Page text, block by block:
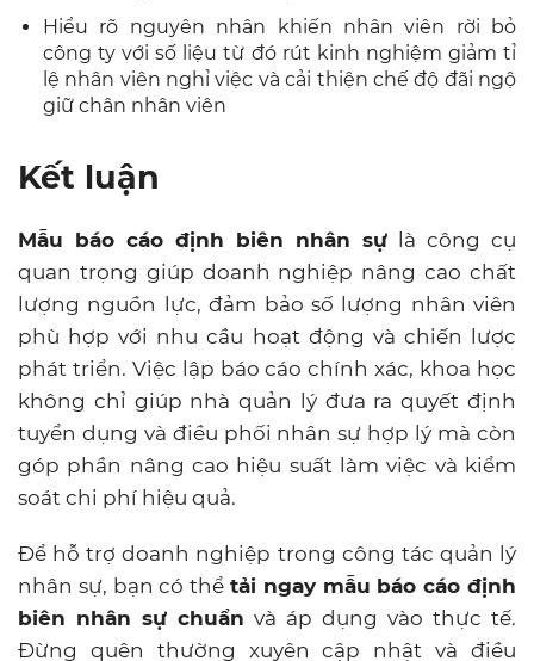
Hiểu rõ nguyên nhân khiến nhân viên rời bỏ
công ty với số liệu từ đó rút kinh nghiệm giảm tỉ
lệ nhân viên nghỉ việc và cải thiện chế độ đãi ngộ
giữ chân nhân viên
Kết luận
Mẫu báo cáo định biên nhân sự là công cụ
quan trọng giúp doanh nghiệp nâng cao chất
lượng nguồn lực, đảm bảo số lượng nhân viên
phù hợp với nhu cầu hoạt động và chiến lược
phát triển. Việc lập báo cáo chính xác, khoa học
không chỉ giúp nhà quản lý đưa ra quyết định
tuyển dụng và điều phối nhân sự hợp lý mà còn
góp phần nâng cao hiệu suất làm việc và kiểm
soát chi phí hiệu quả.
Để hỗ trợ doanh nghiệp trong công tác quản lý
nhân sự, bạn có thể tải ngay mẫu báo cáo định
biên nhân sự chuẩn và áp dụng vào thực tế.
Đừng quên thường xuyên cập nhật và điều